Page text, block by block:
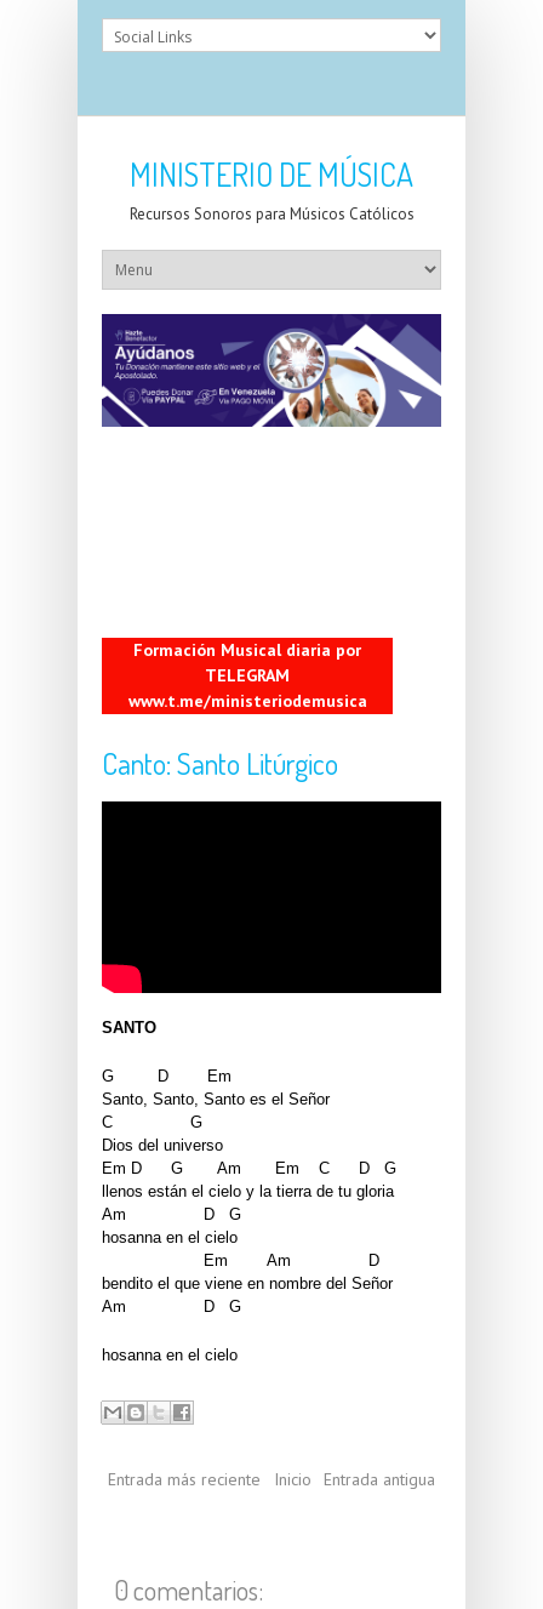
MINISTERIO DE MÚSICA
Recursos Sonoros para Músicos Católicos
Formación Musical diaria por
TELEGRAM
www.t.me/ministeriodemusica
Canto: Santo Litúrgico
SANTO
G         D        Em
Santo, Santo, Santo es el Señor
C                G
Dios del universo
Em D      G       Am       Em    C      D   G
llenos están el cielo y la tierra de tu gloria
Am                D   G
hosanna en el cielo
Em        Am                D
bendito el que viene en nombre del Señor
Am                D   G
hosanna en el cielo
Entrada más reciente Entrada antigua
Inicio
0 comentarios: